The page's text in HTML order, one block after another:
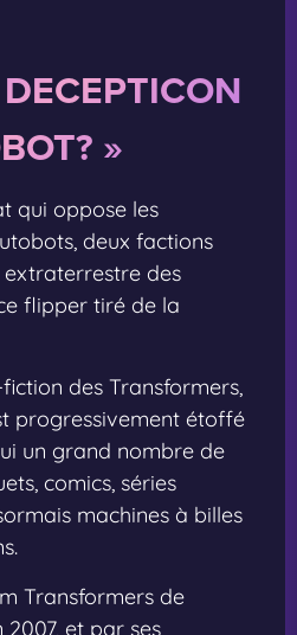
»
qui oppose les
deux factions
des
flipper tiré de la
fiction des Transformers,
progressivement étoffé
un grand nombre de
comics, séries
machines à billes
Transformers de
et par ses